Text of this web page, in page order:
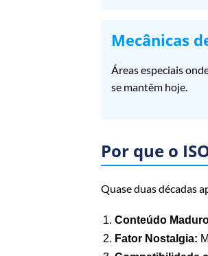
Mecânicas
Áreas especiais
se mantêm hoje.
Por que o
Quase duas décadas
Conteúdo
Fator Nostalgia: